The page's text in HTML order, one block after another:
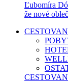
Ľubomíra
že nové